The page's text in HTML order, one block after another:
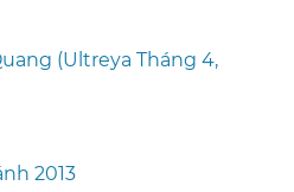
(Ultreya Tháng 4,
2013